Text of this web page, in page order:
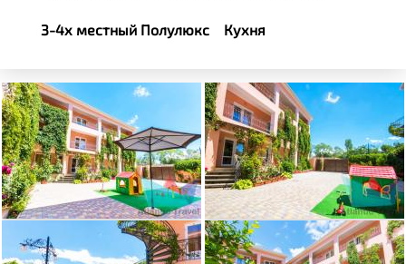
3-4х местный Полулюкс Кухня